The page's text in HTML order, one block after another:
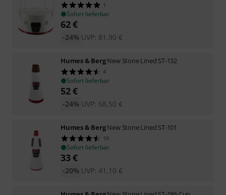
1
Sofort lieferbar
62€
UVP: 81,90 €
-24%
Humes & BergNew Stone Lined ST-132
4
Sofort lieferbar
52€
UVP: 68,50 €
-24%
Humes & BergNew Stone Lined ST-101
19
Sofort lieferbar
33€
UVP: 41,10 €
-20%